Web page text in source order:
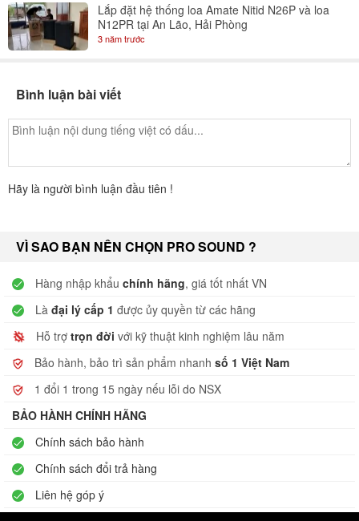
Lắp đặt hệ thống loa Amate Nitid N26P và loa
N12PR tại An Lão, Hải Phòng
3 năm trước
Bình luận bài viết
Hãy là người bình luận đầu tiên !
VÌ SAO BẠN NÊN CHỌN PRO SOUND ?
Hàng nhập khẩu chính hãng, giá tốt nhất VN
Là đại lý cấp 1 được ủy quyền từ các hãng
Hỗ trợ trọn đời với kỹ thuật kinh nghiệm lâu năm
Bảo hành, bảo trì sản phẩm nhanh số 1 Việt Nam
1 đổi 1 trong 15 ngày nếu lỗi do NSX
BẢO HÀNH CHÍNH HÃNG
Chính sách bảo hành
Chính sách đổi trả hàng
Liên hệ góp ý